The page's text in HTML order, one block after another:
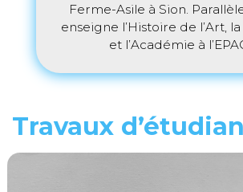
Ferme-Asile à Sion.
enseigne l’Histoire de l’Art,
et l’Académie à
Travaux